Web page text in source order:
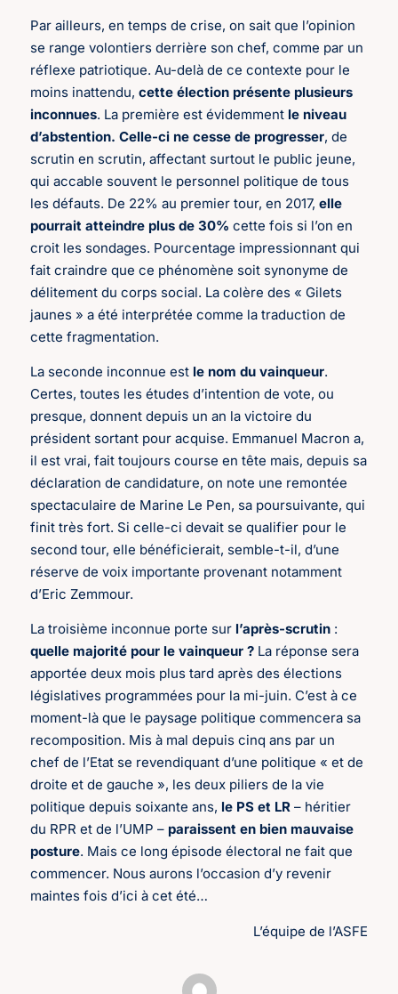
Par ailleurs, en temps de crise, on sait que l’opinion
se range volontiers derrière son chef, comme par un
réflexe patriotique. Au-delà de ce contexte pour le
moins inattendu,cette élection présente plusieurs
inconnues. La première est évidemment le niveau
d’abstention. Celle-ci ne cesse de progresser, de
scrutin en scrutin, affectant surtout le public jeune,
qui accable souvent le personnel politique de tous
les défauts. De 22% au premier tour, en 2017,elle
pourrait atteindre plus de 30% cette fois si l’on en
croit les sondages. Pourcentage impressionnant qui
fait craindre que ce phénomène soit synonyme de
délitement du corps social. La colère des « Gilets
jaunes » a été interprétée comme la traduction de
cette fragmentation.
La seconde inconnue est le nom du vainqueur.
Certes, toutes les études d’intention de vote, ou
presque, donnent depuis un an la victoire du
président sortant pour acquise. Emmanuel Macron a,
il est vrai, fait toujours course en tête mais, depuis sa
déclaration de candidature, on note une remontée
spectaculaire de Marine Le Pen, sa poursuivante, qui
finit très fort. Si celle-ci devait se qualifier pour le
second tour, elle bénéficierait, semble-t-il, d’une
réserve de voix importante provenant notamment
d’Eric Zemmour.
La troisième inconnue porte sur l’après-scrutin :
quelle majorité pour le vainqueur ? La réponse sera
apportée deux mois plus tard après des élections
législatives programmées pour la mi-juin. C’est à ce
moment-là que le paysage politique commencera sa
recomposition. Mis à mal depuis cinq ans par un
chef de l’Etat se revendiquant d’une politique « et de
droite et de gauche », les deux piliers de la vie
politique depuis soixante ans, le PS et LR – héritier
du RPR et de l’UMP – paraissent en bien mauvaise
posture. Mais ce long épisode électoral ne fait que
commencer. Nous aurons l’occasion d’y revenir
maintes fois d’ici à cet été…
L’équipe de l’ASFE